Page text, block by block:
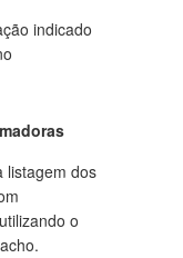
indicado
listagem dos
o